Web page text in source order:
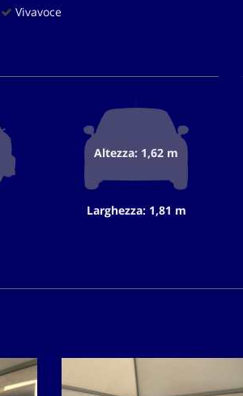
Vivavoce
Altezza: 1,62 m
Larghezza: 1,81 m